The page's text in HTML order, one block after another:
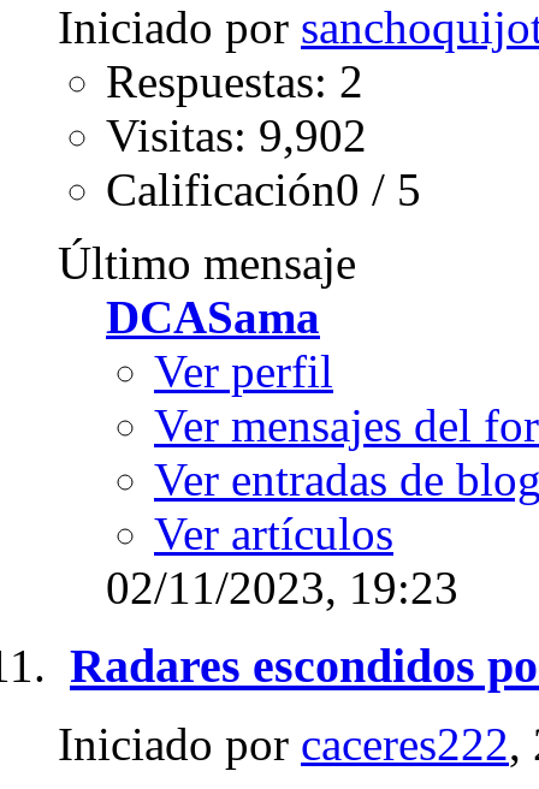
Iniciado por
Respuestas: 2
Visitas: 9,902
Calificación0 / 5
Último mensaje
DCASama
Ver perfil
Ver mensajes del
Ver entradas de
Ver artículos
02/11/2023, 19:23
Radares escondidos
Iniciado por caceres222,